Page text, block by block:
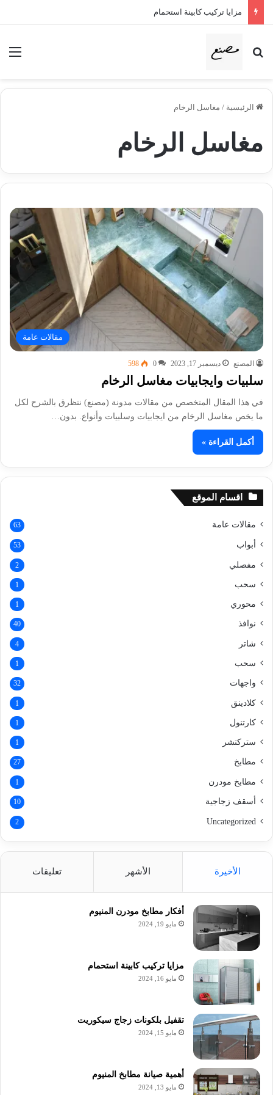
مزايا تركيب كابينة استحمام
بحث عن
الرئيسية / مغاسل الرخام
مغاسل الرخام
مقالات عامة
المصنع ديسمبر 17, 2023 0
598
سلبيات وايجابيات مغاسل الرخام
في هذا المقال المتخصص من مقالات مدونة (مصنع) نتظرق بالشرح لكل
ما يخص مغاسل الرخام من ايجابيات وسلبيات وأنواع. بدون…
أكمل القراءة »
اقسام الموقع
مقالات عامة 63
أبواب 53
مفصلي 2
سحب 1
محوري 1
نوافذ 40
شاتر 4
سحب 1
واجهات 32
كلادينق 1
كارتنول 1
ستركتشر 1
مطابخ 27
مطابخ مودرن 1
أسقف زجاجية 10
Uncategorized
2
الأخيرة الأشهر تعليقات
أفكار مطابخ مودرن المنيوم
مايو 19, 2024
مزايا تركيب كابينة استحمام
مايو 16, 2024
تقفيل بلكونات زجاج سيكوريت
مايو 15, 2024
أهمية صيانة مطابخ المنيوم
مايو 13, 2024